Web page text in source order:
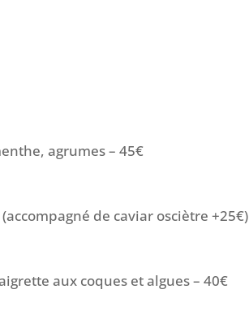
agrumes – 45€
de caviar osciètre +25€)
aux coques et algues – 40€